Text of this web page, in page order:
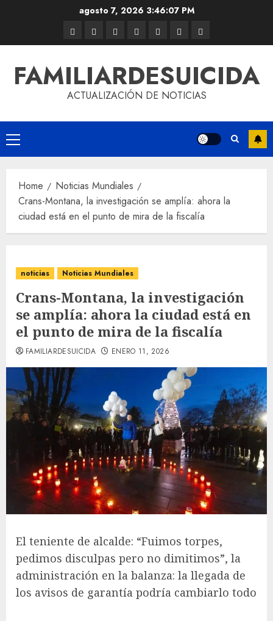
agosto 7, 2026 3:46:07 PM
FAMILIARDESUICIDA
ACTUALIZACIÓN DE NOTICIAS
Home
Noticias Mundiales
Crans-Montana, la investigación se amplía: ahora la
ciudad está en el punto de mira de la fiscalía
noticias Noticias Mundiales
Crans-Montana, la investigación
se amplía: ahora la ciudad está en
el punto de mira de la fiscalía
FAMILIARDESUICIDA ENERO 11, 2026
El teniente de alcalde: “Fuimos torpes,
pedimos disculpas pero no dimitimos”, la
administración en la balanza: la llegada de
los avisos de garantía podría cambiarlo todo